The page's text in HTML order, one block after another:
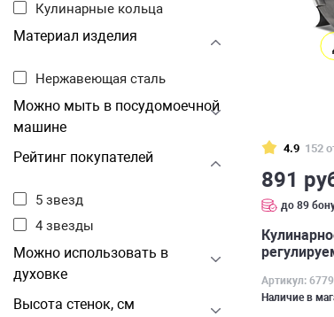
Кулинарные кольца
Материал изделия
Нержавеющая сталь
Можно мыть в посудомоечной
машине
Рейтинг покупателей
5 звезд
4 звезды
Можно использовать в
духовке
Высота стенок, см
4.9 152
891
до 89
Артикул: 6779
Наличие в